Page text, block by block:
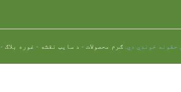
ګرم محصولات - د سایټ نقشه - غوره بلاګ -